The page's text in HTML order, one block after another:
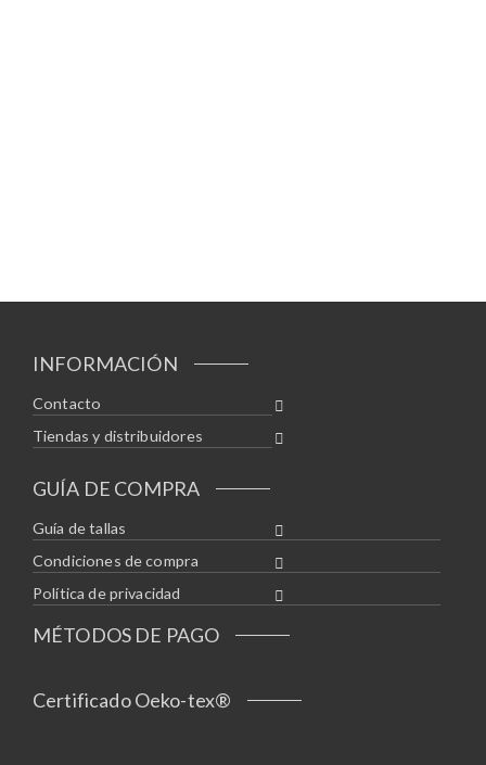
INFORMACIÓN
Contacto
Tiendas y distribuidores
GUÍA DE COMPRA
Guía de tallas
Condiciones de compra
Política de privacidad
MÉTODOS DE PAGO
Certificado Oeko-tex®